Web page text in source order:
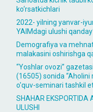
ko‘rsatkichlari
2022- yilning yanvar-
YAIMdagi ulushi
Demografiya va
malakasini oshirishga
“Yoshlar ovozi”
(16505) sonida
o'quv-seminari tashkil
SHAHAR EKSPORTIDA
ULUSHI